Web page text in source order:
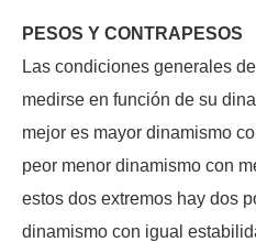
PESOS Y CONTRAPESOS
Las condiciones generales
medirse en función de su
mejor es mayor dinamismo
peor menor dinamismo con
estos dos extremos hay dos
dinamismo con igual